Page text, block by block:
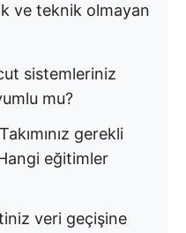
ve teknik olmayan
sistemleriniz
mu?
Takımınız gerekli
eğitimler
veri geçişine